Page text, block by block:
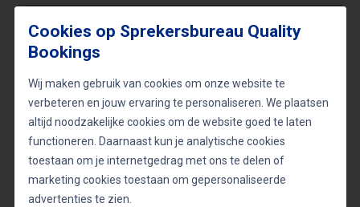
SV CAFÉ | INTERVIEW MET CHRISTIEN
Christien Bronda
Harmke Pijpers - Opening Modeshow
Herma de Jong en Sonja Smalheer -
DESIGN HUIS BAARN
Cookies op Sprekersbureau Quality
Bookings
Wij maken gebruik van cookies om onze website te
verbeteren en jouw ervaring te personaliseren. We plaatsen
altijd noodzakelijke cookies om de website goed te laten
functioneren. Daarnaast kun je analytische cookies
toestaan om je internetgedrag met ons te delen of
marketing cookies toestaan om gepersonaliseerde
advertenties te zien.